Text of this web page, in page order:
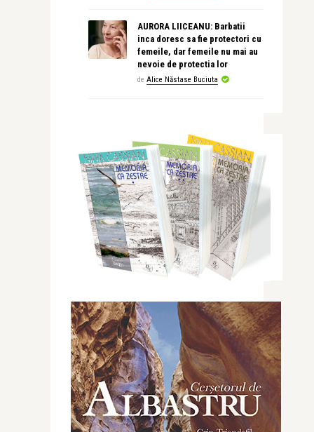
AURORA LIICEANU: Barbatii
inca doresc sa fie protectori cu
femeile, dar femeile nu mai au
nevoie de protectia lor
de Alice Năstase Buciuta